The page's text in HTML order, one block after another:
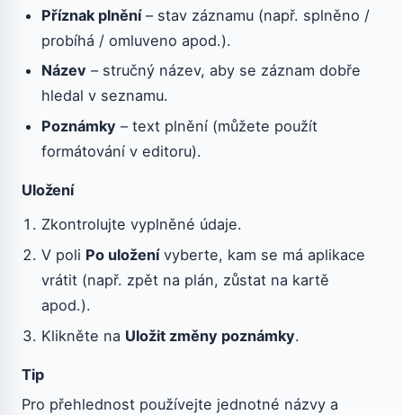
Příznak plnění– stav záznamu (např. splněno /
probíhá / omluveno apod.).
Název– stručný název, aby se záznam dobře
hledal v seznamu.
Poznámky– text plnění (můžete použít
formátování v editoru).
Uložení
Zkontrolujte vyplněné údaje.
V poli Po uloženívyberte, kam se má aplikace
vrátit (např. zpět na plán, zůstat na kartě
apod.).
Klikněte na Uložit změny poznámky.
Tip
Pro přehlednost používejte jednotné názvy a